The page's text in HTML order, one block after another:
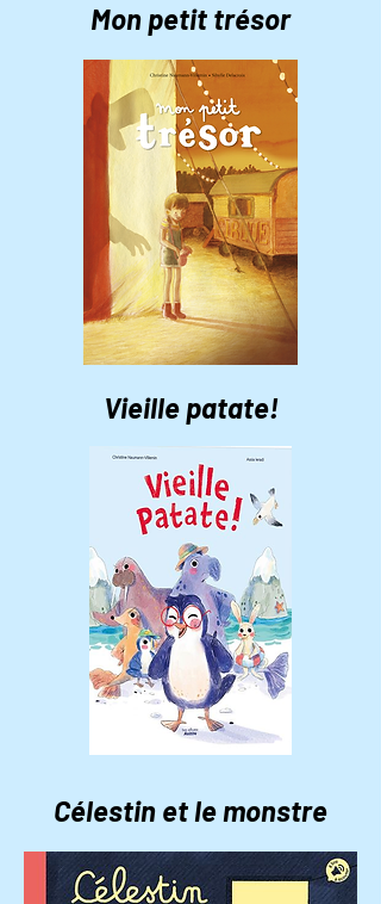
Mon petit trésor
Vieille patate!
Célestin et le monstre